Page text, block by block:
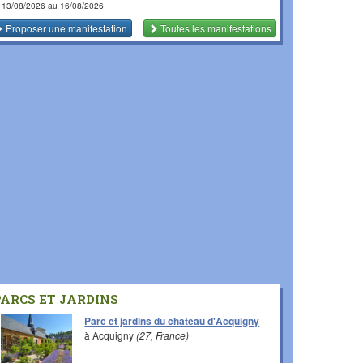
13/08/2026 au 16/08/2026
Proposer une manifestation Toutes les manifestations
ET JARDINS
Parc et jardins du château d'Acquigny
à Acquigny(27, France)